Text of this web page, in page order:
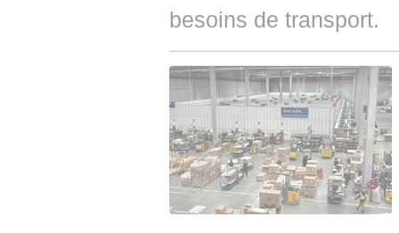
besoins de transport.